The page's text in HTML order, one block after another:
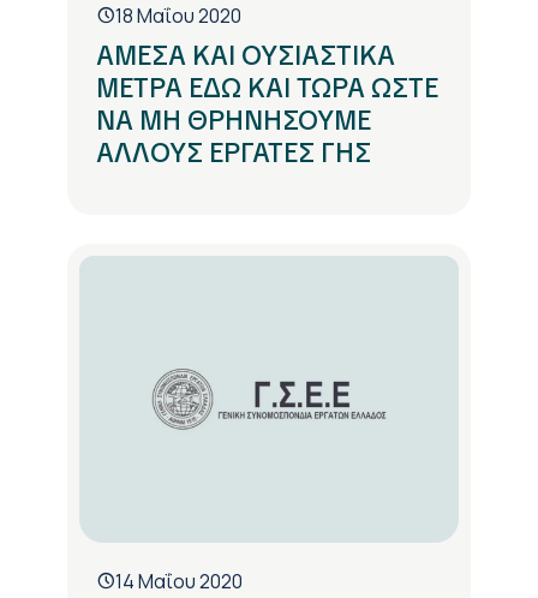
18 Μαΐου 2020
ΑΜΕΣΑ ΚΑΙ ΟΥΣΙΑΣΤΙΚΑ
ΜΕΤΡΑ ΕΔΩ ΚΑΙ ΤΩΡΑ ΩΣΤΕ
ΝΑ ΜΗ ΘΡΗΝΗΣΟΥΜΕ
ΑΛΛΟΥΣ ΕΡΓΑΤΕΣ ΓΗΣ
14 Μαΐου 2020